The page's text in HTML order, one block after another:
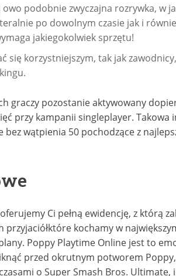
podobnie zwyczajna rozrywka, w
po dowolnym czasie jak i
jakiegokolwiek sprzętu!
się korzystniejszym, tak jak
graczy pozostanie aktywowany
przy kampanii singleplayer.
wątpienia 50 pochodzące z
Ci pełną ewidencję, z którą
przyjaciółktóre kochamy w
Poppy Playtime Online jest to
przed okrutnym potworem
o Super Smash Bros.